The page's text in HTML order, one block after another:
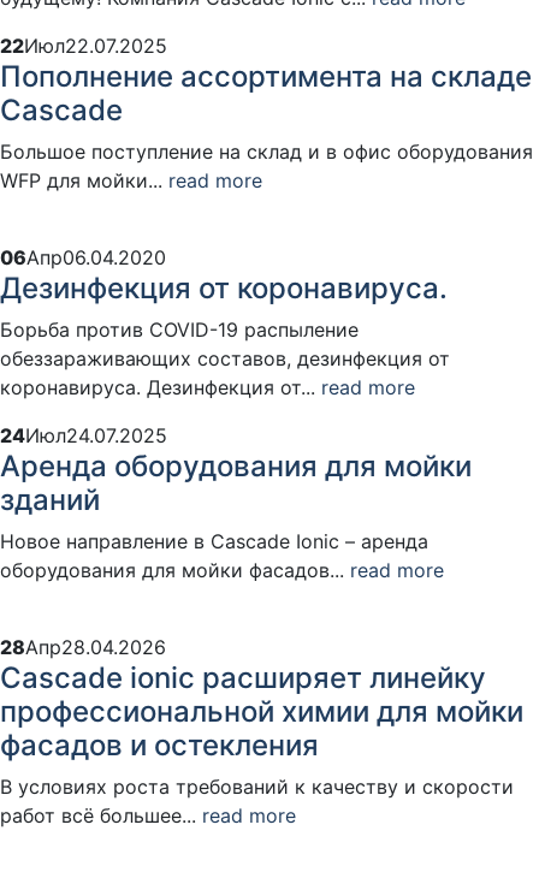
22Июл22.07.2025
Пополнение ассортимента на складе
Cascade
Большое поступление на склад и в офис оборудования
WFP для мойки... read more
06Апр06.04.2020
Дезинфекция от коронавируса.
Борьба против COVID-19 распыление
обеззараживающих составов, дезинфекция от
коронавируса. Дезинфекция от... read more
24Июл24.07.2025
Аренда оборудования для мойки
зданий
Новое направление в Cascade Ionic – аренда
оборудования для мойки фасадов... read more
28Апр28.04.2026
Cascade ionic расширяет линейку
профессиональной химии для мойки
фасадов и остекления
В условиях роста требований к качеству и скорости
работ всё большее... read more